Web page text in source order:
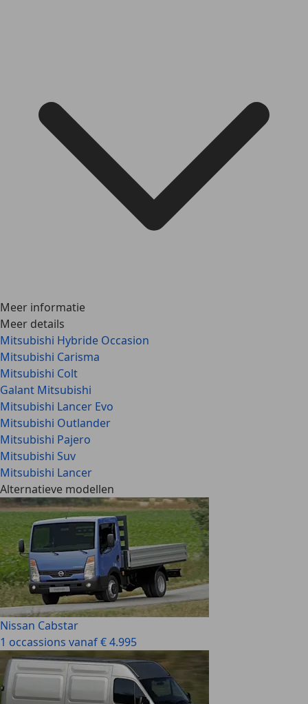
Meer informatie
Meer details
Mitsubishi Hybride Occasion
Mitsubishi Carisma
Mitsubishi Colt
Galant Mitsubishi
Mitsubishi Lancer Evo
Mitsubishi Outlander
Mitsubishi Pajero
Mitsubishi Suv
Mitsubishi Lancer
Alternatieve modellen
Nissan Cabstar
1 occassions vanaf € 4.995